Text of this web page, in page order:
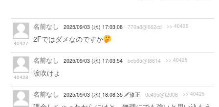
40427
名前なし 2025/09/03 (水) 17:03:08 770a8@662cd >> 40425
2Fではダメなのですか
40428
名前なし 2025/09/03 (水) 17:03:54 beb65@f8614 >> 40425
涙吹けよ
名前なし 2025/09/03 (水) 18:08:35 修正 0c495@f2006 >> 40425